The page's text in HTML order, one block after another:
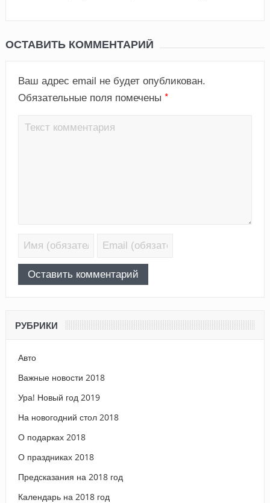
ОСТАВИТЬ КОММЕНТАРИЙ
Ваш адрес email не будет опубликован.
Обязательные поля помечены *
РУБРИКИ
Авто
Важные новости 2018
Ура! Новый год 2019
На новогодний стол 2018
О подарках 2018
О праздниках 2018
Предсказания на 2018 год
Календарь на 2018 год